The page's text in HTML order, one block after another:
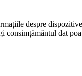
despre
dat